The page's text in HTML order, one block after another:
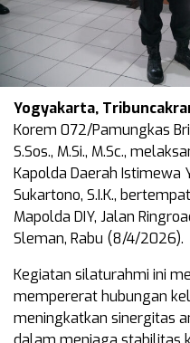
Yogyakarta,
Korem 072/Pamungkas
S.Sos., M.Si., M.Sc.,
Kapolda Daerah Istimewa
Sukartono, S.I.K.,
Mapolda DIY, Jalan
Sleman, Rabu (8/4/2026).
Kegiatan silaturahmi ini
mempererat hubungan
meningkatkan sinergitas